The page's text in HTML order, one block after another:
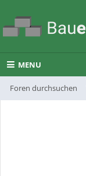
MENU
Foren durchsuchen